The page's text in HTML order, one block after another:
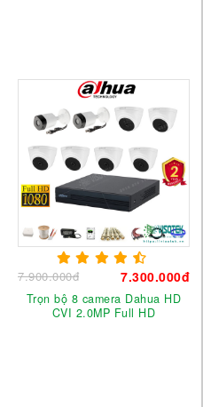
7.900.000đ 7.300.000đ
Trọn bộ 8 camera Dahua HD
CVI 2.0MP Full HD